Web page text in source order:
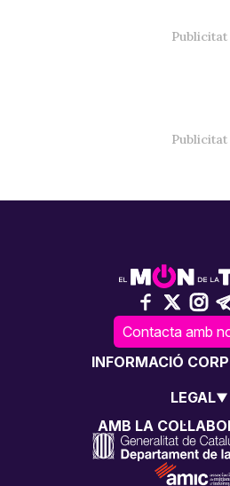
Contacta amb
INFORMACIÓ
LEGAL
AMB LA